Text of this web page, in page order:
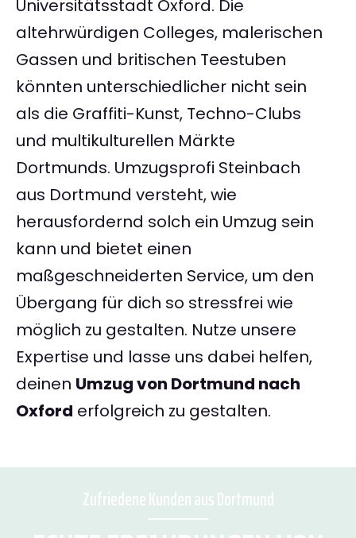
Universitätsstadt Oxford. Die
altehrwürdigen Colleges, malerischen
Gassen und britischen Teestuben
könnten unterschiedlicher nicht sein
als die Graffiti-Kunst, Techno-Clubs
und multikulturellen Märkte
Dortmunds. Umzugsprofi Steinbach
aus Dortmund versteht, wie
herausfordernd solch ein Umzug sein
kann und bietet einen
maßgeschneiderten Service, um den
Übergang für dich so stressfrei wie
möglich zu gestalten. Nutze unsere
Expertise und lasse uns dabei helfen,
deinen Umzug von Dortmund nach
Oxford erfolgreich zu gestalten.
Zufriedene Kunden aus Dortmund